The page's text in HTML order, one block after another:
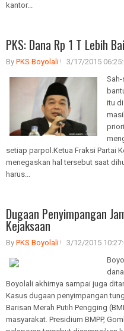
kantor...
PKS: Dana Rp 1 T Lebih
By PKS Boyolali
3/17/2015
itu
setiap parpol.Ketua Fraksi Partai
menegaskan hal tersebut saat
harus...
Dugaan Penyimpangan
Kejaksaan
By PKS Boyolali
3/12/2015
Boyolali akhirnya sampai juga
Kasus dugaan penyimpangan
Barisan Merah Putih Pengging
masyarakat. Presidium BMPP,